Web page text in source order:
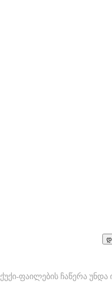
ქუქი-ფაილების ჩაწერა